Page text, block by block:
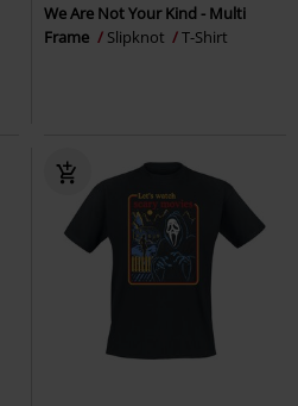
We Are Not Your Kind - Multi
Frame
Slipknot T-Shirt